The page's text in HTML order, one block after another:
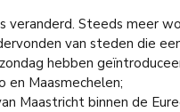
veranderd. Steeds meer
van steden die
hebben
en Maasmechelen;
Maastricht binnen de